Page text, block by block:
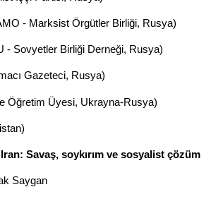
- Marksist Örgütler Birliği, Rusya)
- Sovyetler Birliği Derneği, Rusya)
Gazeteci, Rusya)
Öğretim Üyesi, Ukrayna-Rusya)
Savaş, soykırım ve sosyalist çözüm
Saygan